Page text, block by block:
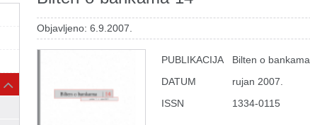
Objavljeno: 6.9.2007.
PUBLIKACIJA
Bilten o bankama
DATUM
rujan 2007.
ISSN
1334-0115